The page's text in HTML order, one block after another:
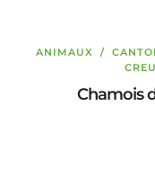
ANIMAUX /
Chamois